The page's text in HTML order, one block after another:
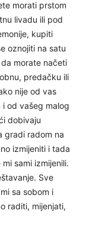
morati prstom
livadu ili pod
kupiti
oznojiti na satu
morate načeti
predačku ili
nije od vas
od vašeg malog
dobivaju
gradi radom na
izmijeniti i tada
sami izmijenili.
Sve
sa sobom i
raditi, mijenjati,